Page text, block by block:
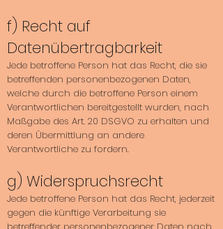
f) Recht auf
Datenübertragbarkeit
Jede betroffene Person hat das Recht, die sie
betreffenden personenbezogenen Daten,
welche durch die betroffene Person einem
Verantwortlichen bereitgestellt wurden, nach
Maßgabe des Art. 20 DSGVO zu erhalten und
deren Übermittlung an andere
Verantwortliche zu fordern.
g) Widerspruchsrecht
Jede betroffene Person hat das Recht, jederzeit
gegen die künftige Verarbeitung sie